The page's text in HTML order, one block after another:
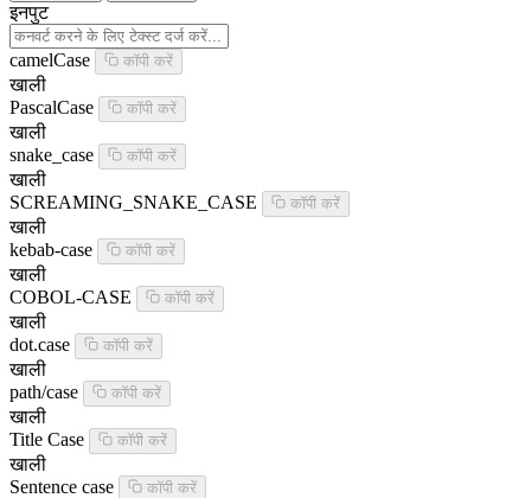
इनपुट
camelCase कॉपी करें
खाली
PascalCase
कॉपी करें
खाली
snake_case
कॉपी करें
खाली
SCREAMING_SNAKE_CASE
कॉपी करें
खाली
kebab-case
कॉपी करें
खाली
COBOL-CASE
कॉपी करें
खाली
dot.case
कॉपी करें
खाली
path/case
कॉपी करें
खाली
Title Case
कॉपी करें
खाली
Sentence case
कॉपी करें